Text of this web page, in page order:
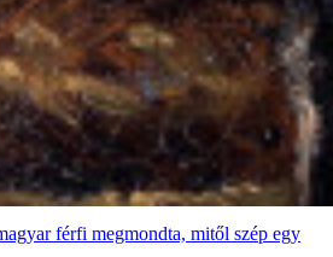
férfi megmondta, mitől szép egy